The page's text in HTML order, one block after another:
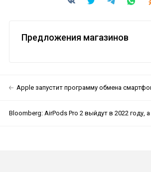
Предложения магазинов
Apple запустит программу обмена смартфонов
Bloomberg: AirPods Pro 2 выйдут в 2022 году, а AirPods 3